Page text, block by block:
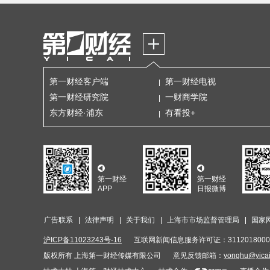
第一财经客户端 第一财经电视
第一财经研究院
一财商学院
东方财经·浦东
有看投+
第一财经
APP
第一财经
日报微博
广告联系 法律声明 关于我们 上海市市场监督管理局 国家
沪ICP备11023243号-16 互联网新闻信息服务许可证：
版权所有 上海第一财经传媒有限公司
意见反馈邮箱：